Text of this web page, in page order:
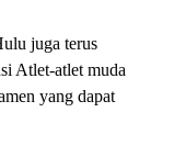
juga terus
Atlet-atlet muda
yang dapat